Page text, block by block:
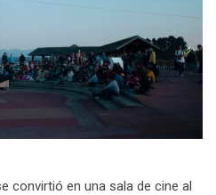
convirtió en una sala de cine al